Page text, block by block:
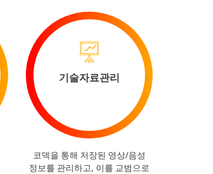
기술자료관리
코덱을 통해 저장된 영상/음성
정보를 관리하고, 이를 교범으로